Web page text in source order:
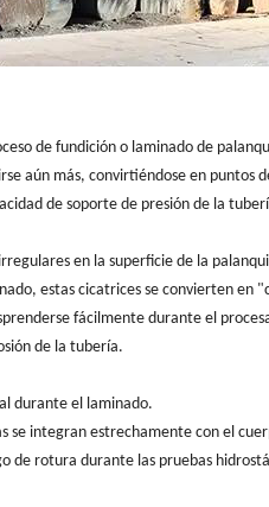
de fundición o laminado de
aún más, convirtiéndose en puntos
de soporte de presión de la
en la superficie de la
estas cicatrices se convierten en
fácilmente durante el
de la tubería.
durante el laminado.
se integran estrechamente con el
de rotura durante las pruebas